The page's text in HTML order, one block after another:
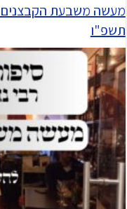
תשפ"ו